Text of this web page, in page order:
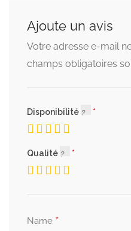
Ajoute un avis
Votre adresse e-mail
champs obligatoires
Disponibilité
Qualité
Name *